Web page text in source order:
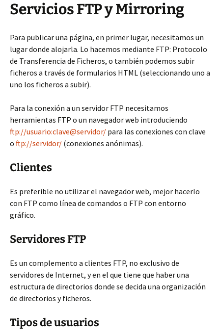
Servicios FTP y Mirroring
Para publicar una página, en primer lugar, necesitamos un
lugar donde alojarla. Lo hacemos mediante FTP: Protocolo
de Transferencia de Ficheros, o también podemos subir
ficheros a través de formularios HTML (seleccionando uno a
uno los ficheros a subir).
Para la conexión a un servidor FTP necesitamos
herramientas FTP o un navegador web introduciendo
ftp://usuario:clave@servidor/ para las conexiones con clave
o ftp://servidor/ (conexiones anónimas).
Clientes
Es preferible no utilizar el navegador web, mejor hacerlo
con FTP como línea de comandos o FTP con entorno
gráfico.
Servidores FTP
Es un complemento a clientes FTP, no exclusivo de
servidores de Internet, y en el que tiene que haber una
estructura de directorios donde se decida una organización
de directorios y ficheros.
Tipos de usuarios